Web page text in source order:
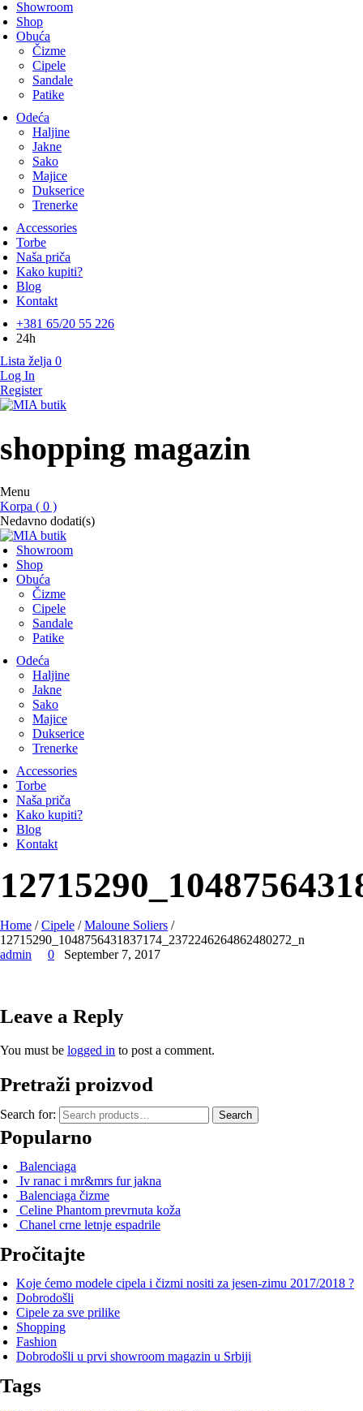
Showroom
Shop
Obuća
Čizme
Cipele
Sandale
Patike
Odeća
Haljine
Jakne
Sako
Majice
Dukserice
Trenerke
Accessories
Torbe
Naša priča
Kako kupiti?
Blog
Kontakt
+381 65/20 55 226
24h
Lista želja 0
Log In
Register
MIA butik
shopping magazin
Menu
Korpa ( 0 )
Nedavno dodati(s)
Showroom
Shop
Obuća
Čizme
Cipele
Sandale
Patike
Odeća
Haljine
Jakne
Sako
Majice
Dukserice
Trenerke
Accessories
Torbe
Naša priča
Kako kupiti?
Blog
Kontakt
Home /Cipele /Maloune Soliers /
12715290_1048756431837174_2372246264862480272_n
admin
0 September 7, 2017
Leave a Reply
You must be logged in to post a comment.
Pretraži proizvod
Search for: Search
Popularno
Balenciaga
Iv ranac i mr&mrs fur jakna
Balenciaga čizme
Celine Phantom prevrnuta koža
Chanel crne letnje espadrile
Pročitajte
Koje ćemo modele cipela i čizmi nositi za jesen-zimu 2017/2018 ?
Dobrodošli
Cipele za sve prilike
Shopping
Fashion
Dobrodošli u prvi showroom magazin u Srbiji
Tags